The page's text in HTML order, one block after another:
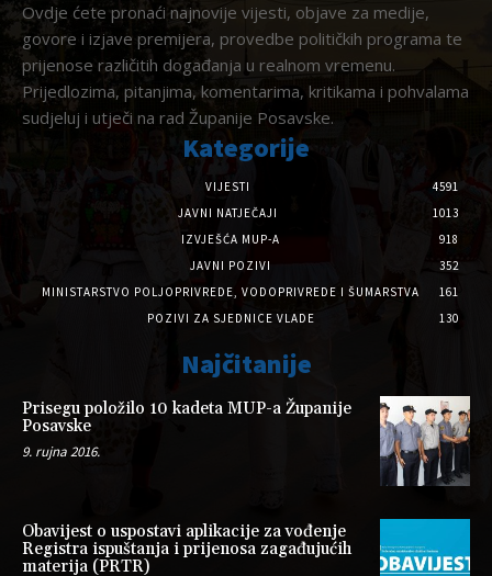
Ovdje ćete pronaći najnovije vijesti, objave za medije,
govore i izjave premijera, provedbe političkih programa te
prijenose različitih događanja u realnom vremenu.
Prijedlozima, pitanjima, komentarima, kritikama i pohvalama
sudjeluj i utječi na rad Županije Posavske.
Kategorije
VIJESTI
4591
JAVNI NATJEČAJI
1013
IZVJEŠĆA MUP-A
918
JAVNI POZIVI
352
MINISTARSTVO POLJOPRIVREDE, VODOPRIVREDE I ŠUMARSTVA
161
POZIVI ZA SJEDNICE VLADE
130
Najčitanije
Prisegu položilo 10 kadeta MUP-a Županije
Posavske
9. rujna 2016.
Obavijest o uspostavi aplikacije za vođenje
Registra ispuštanja i prijenosa zagađujućih
materija (PRTR)